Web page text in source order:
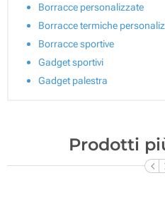
Borracce personalizzate
Borracce termiche
Borracce sportive
Gadget sportivi
Gadget palestra
Prodotti